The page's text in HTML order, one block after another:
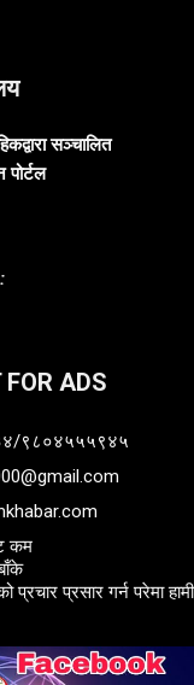
सञ्चालित
ADS
९८०४५५५९४५
कम
प्रचार प्रसार गर्न परेमा